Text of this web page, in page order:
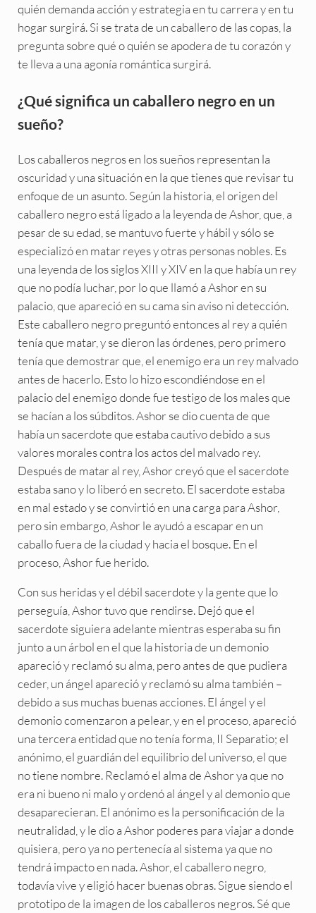
quién demanda acción y estrategia en tu carrera y en tu
hogar surgirá. Si se trata de un caballero de las copas, la
pregunta sobre qué o quién se apodera de tu corazón y
te lleva a una agonía romántica surgirá.
¿Qué significa un caballero negro en un
sueño?
Los caballeros negros en los sueños representan la
oscuridad y una situación en la que tienes que revisar tu
enfoque de un asunto. Según la historia, el origen del
caballero negro está ligado a la leyenda de Ashor, que, a
pesar de su edad, se mantuvo fuerte y hábil y sólo se
especializó en matar reyes y otras personas nobles. Es
una leyenda de los siglos XIII y XIV en la que había un rey
que no podía luchar, por lo que llamó a Ashor en su
palacio, que apareció en su cama sin aviso ni detección.
Este caballero negro preguntó entonces al rey a quién
tenía que matar, y se dieron las órdenes, pero primero
tenía que demostrar que, el enemigo era un rey malvado
antes de hacerlo. Esto lo hizo escondiéndose en el
palacio del enemigo donde fue testigo de los males que
se hacían a los súbditos. Ashor se dio cuenta de que
había un sacerdote que estaba cautivo debido a sus
valores morales contra los actos del malvado rey.
Después de matar al rey, Ashor creyó que el sacerdote
estaba sano y lo liberó en secreto. El sacerdote estaba
en mal estado y se convirtió en una carga para Ashor,
pero sin embargo, Ashor le ayudó a escapar en un
caballo fuera de la ciudad y hacia el bosque. En el
proceso, Ashor fue herido.
Con sus heridas y el débil sacerdote y la gente que lo
perseguía, Ashor tuvo que rendirse. Dejó que el
sacerdote siguiera adelante mientras esperaba su fin
junto a un árbol en el que la historia de un demonio
apareció y reclamó su alma, pero antes de que pudiera
ceder, un ángel apareció y reclamó su alma también –
debido a sus muchas buenas acciones. El ángel y el
demonio comenzaron a pelear, y en el proceso, apareció
una tercera entidad que no tenía forma, II Separatio; el
anónimo, el guardián del equilibrio del universo, el que
no tiene nombre. Reclamó el alma de Ashor ya que no
era ni bueno ni malo y ordenó al ángel y al demonio que
desaparecieran. El anónimo es la personificación de la
neutralidad, y le dio a Ashor poderes para viajar a donde
quisiera, pero ya no pertenecía al sistema ya que no
tendrá impacto en nada. Ashor, el caballero negro,
todavía vive y eligió hacer buenas obras. Sigue siendo el
prototipo de la imagen de los caballeros negros. Sé que